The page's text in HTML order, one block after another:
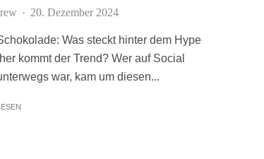
· 20. Dezember 2024
Was steckt hinter dem Hype
kommt der Trend? Wer auf Social
war, kam um diesen...